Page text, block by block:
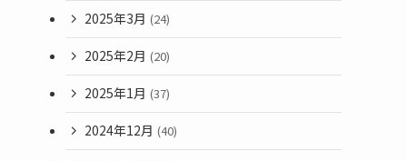
2025年3月 (24)
2025年2月 (20)
2025年1月 (37)
2024年12月 (40)